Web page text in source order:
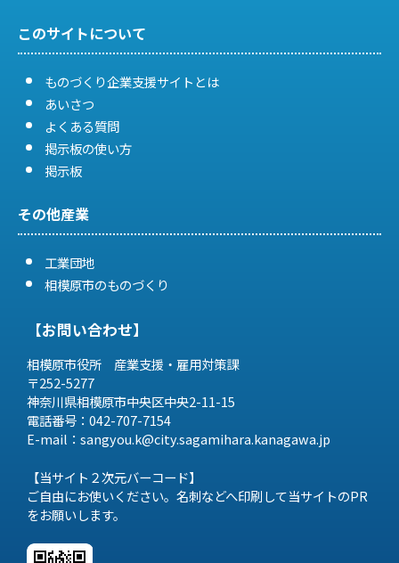
このサイトについて
ものづくり企業支援サイトとは
あいさつ
よくある質問
掲示板の使い方
掲示板
その他産業
工業団地
相模原市のものづくり
【お問い合わせ】
相模原市役所 産業支援・雇用対策課
〒252-5277
神奈川県相模原市中央区中央2-11-15
電話番号：042-707-7154
E-mail：sangyou.k@city.sagamihara.kanagawa.jp
【当サイト２次元バーコード】
ご自由にお使いください。名刺などへ印刷して当サイトのPR
をお願いします。